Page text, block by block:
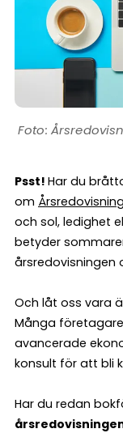
Psst! Har du
om
och sol, ledighet
betyder
årsredovisningen
Och låt oss vara
Många
avancerade
konsult för att bli
Har du redan